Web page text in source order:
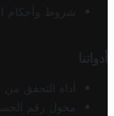
شروط وأحكام
أدواتنا
أداة التحقق
محول رقم